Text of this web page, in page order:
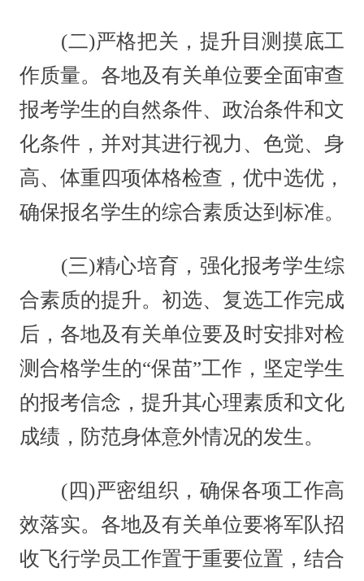
(二)严格把关，提升目测摸底工
作质量。各地及有关单位要全面审查
报考学生的自然条件、政治条件和文
化条件，并对其进行视力、色觉、身
高、体重四项体格检查，优中选优，
确保报名学生的综合素质达到标准。
(三)精心培育，强化报考学生综
合素质的提升。初选、复选工作完成
后，各地及有关单位要及时安排对检
测合格学生的“保苗”工作，坚定学生
的报考信念，提升其心理素质和文化
成绩，防范身体意外情况的发生。
(四)严密组织，确保各项工作高
效落实。各地及有关单位要将军队招
收飞行学员工作置于重要位置，结合